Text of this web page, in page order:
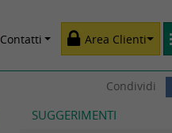
Contatti Area Clienti
Condividi
SUGGERIMENTI